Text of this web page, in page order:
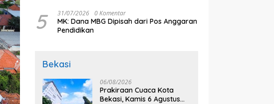
5 31/07/2026 0 Komentar
MK: Dana MBG Dipisah dari Pos Anggaran
Pendidikan
Bekasi
06/08/2026
Prakiraan Cuaca Kota
Bekasi, Kamis 6 Agustus